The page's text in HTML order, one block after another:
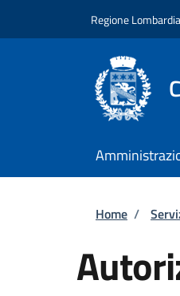
Regione Lombardia
Home /